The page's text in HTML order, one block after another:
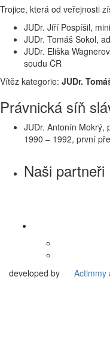
Trojice, která od veřejnosti
JUDr. Jiří Pospíšil,
JUDr. Tomáš Sokol,
JUDr. Eliška
soudu ČR
Vítěz kategorie: JUDr.
Právnická síň
JUDr. Antonín Mokrý,
1990 – 1992, první
Naši partneři
developed by
Actimmy